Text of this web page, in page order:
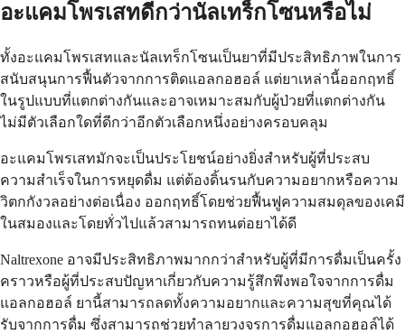
อะแคมโพรเสทดีกว่านัลเทร็กโซนหรือไม่
ทั้งอะแคมโพรเสทและนัลเทร็กโซนเป็นยาที่มีประสิทธิภาพในการ
สนับสนุนการฟื้นตัวจากการติดแอลกอฮอล์ แต่ยาเหล่านี้ออกฤทธิ์
ในรูปแบบที่แตกต่างกันและอาจเหมาะสมกับผู้ป่วยที่แตกต่างกัน
ไม่มีตัวเลือกใดที่ดีกว่าอีกตัวเลือกหนึ่งอย่างครอบคลุม
อะแคมโพรเสทมักจะเป็นประโยชน์อย่างยิ่งสำหรับผู้ที่ประสบ
ความสำเร็จในการหยุดดื่ม แต่ต้องดิ้นรนกับความอยากหรือความ
วิตกกังวลอย่างต่อเนื่อง ออกฤทธิ์โดยช่วยฟื้นฟูความสมดุลของเคมี
ในสมองและโดยทั่วไปแล้วสามารถทนต่อยาได้ดี
Naltrexone อาจมีประสิทธิภาพมากกว่าสำหรับผู้ที่มีการดื่มเป็นครั้ง
คราวหรือผู้ที่ประสบปัญหาเกี่ยวกับความรู้สึกพึงพอใจจากการดื่ม
แอลกอฮอล์ ยานี้สามารถลดทั้งความอยากและความสุขที่คุณได้
รับจากการดื่ม ซึ่งสามารถช่วยทำลายวงจรการดื่มแอลกอฮอล์ได้